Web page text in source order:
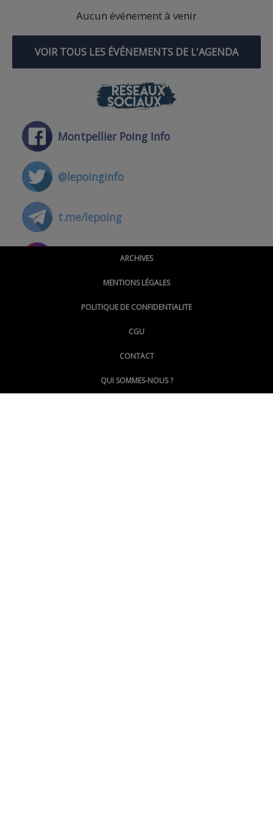
Aucun événement à venir
VOIR TOUS LES ÉVÉNEMENTS DE L'AGENDA
RÉSEAUX
SOCIAUX
Montpellier Poing Info
@lepoinginfo
t.me/lepoing
@montpellierpoinginfo
@LePoingMontpellier
ARCHIVES
MENTIONS LÉGALES
POLITIQUE DE CONFIDENTIALITE
CGU
CONTACT
QUI SOMMES-NOUS ?